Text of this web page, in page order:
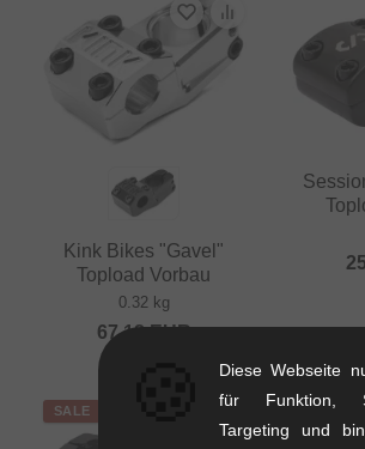
Kink Bikes "Gavel"
Topload Vorbau
0.32 kg
67.18EUR
SALE
Diese Webseite
für Funktion,
Targeting und